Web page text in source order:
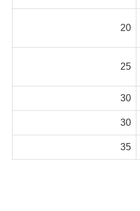
20
25
30
30
35